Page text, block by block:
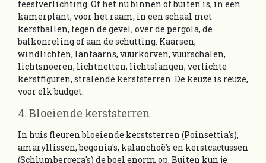
feestverlichting. Of het nu binnen of buiten is, in een
kamerplant, voor het raam, in een schaal met
kerstballen, tegen de gevel, over de pergola, de
balkonreling of aan de schutting. Kaarsen,
windlichten, lantaarns, vuurkorven, vuurschalen,
lichtsnoeren, lichtnetten, lichtslangen, verlichte
kerstfiguren, stralende kerststerren. De keuze is reuze,
voor elk budget.
4. Bloeiende kerststerren
In huis fleuren bloeiende kerststerren (Poinsettia's),
amaryllissen, begonia's, kalanchoë's en kerstcactussen
(Schlumbergera's) de boel enorm op. Buiten kun je